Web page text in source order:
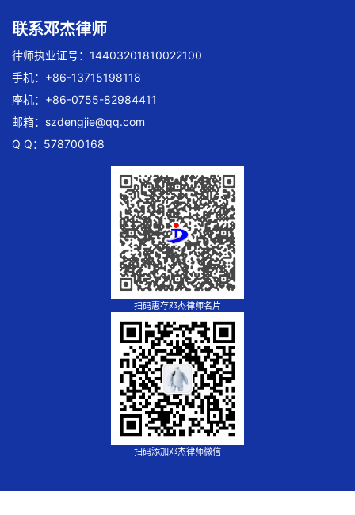
联系邓杰律师
律师执业证号：14403201810022100
手机：+86-13715198118
座机：+86-0755-82984411
邮箱： szdengjie@qq.com
Q Q：578700168
扫码惠存邓杰律师名片
扫码添加邓杰律师微信